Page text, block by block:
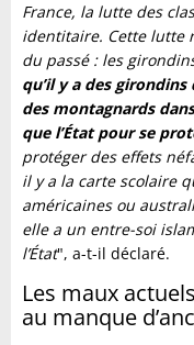
France, la lutte des
identitaire. Cette lutte
du passé : les
qu’il y a des
des montagnards
que l’État pour se
protéger des effets
il y a la carte scolaire
américaines ou
elle a un entre-soi
l’État", a-t-il déclaré.
Les maux
au manque